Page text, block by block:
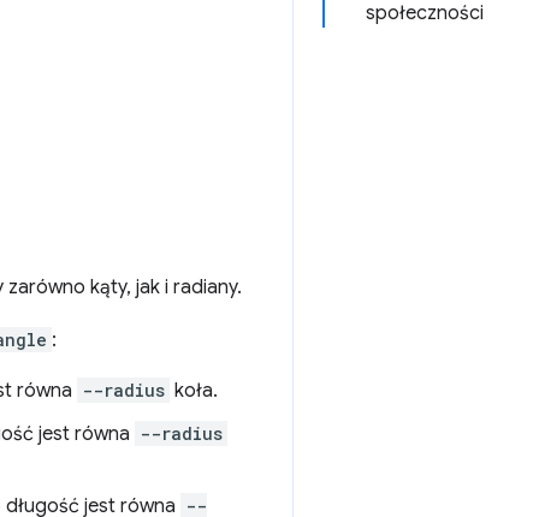
społeczności
kąty, jak i radiany.
:
równa --radius koła.
jest równa --radius
jest równa --